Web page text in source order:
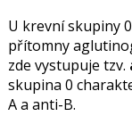
U krevní skupiny
přítomny
zde vystupuje tzv.
skupina 0
A a anti-B.